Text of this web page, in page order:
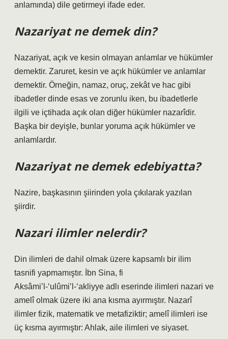
anlamında) dile getirmeyi ifade eder.
Nazariyat ne demek din?
Nazariyat, açık ve kesin olmayan anlamlar ve hükümler
demektir. Zaruret, kesin ve açık hükümler ve anlamlar
demektir. Örneğin, namaz, oruç, zekât ve hac gibi
ibadetler dinde esas ve zorunlu iken, bu ibadetlerle
ilgili ve içtihada açık olan diğer hükümler nazarîdir.
Başka bir deyişle, bunlar yoruma açık hükümler ve
anlamlardır.
Nazariyat ne demek edebiyatta?
Nazire, başkasının şiirinden yola çıkılarak yazılan
şiirdir.
Nazari ilimler nelerdir?
Din ilimleri de dahil olmak üzere kapsamlı bir ilim
tasnifi yapmamıştır. İbn Sina, fi
Aksâmi’l-‘ulûmi’l-‘akliyye adlı eserinde ilimleri nazari ve
amelî olmak üzere iki ana kısma ayırmıştır. Nazarî
ilimler fizik, matematik ve metafiziktir; amelî ilimleri ise
üç kısma ayırmıştır: Ahlak, aile ilimleri ve siyaset.